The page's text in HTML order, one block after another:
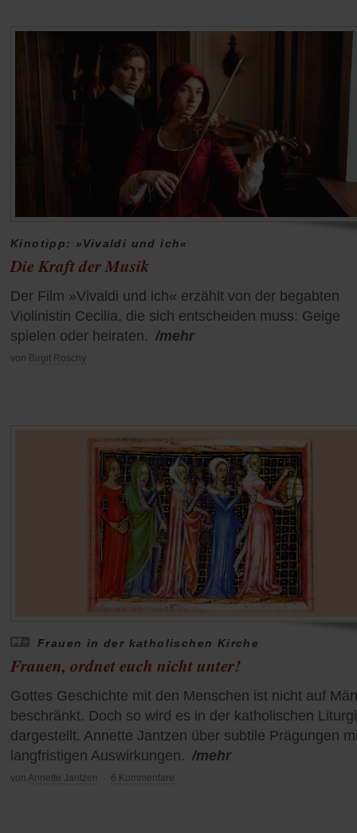
Kinotipp: »Vivaldi und ich«
Die Kraft der Musik
Der Film »Vivaldi und ich« erzählt von der begabten
Violinistin Cecilia, die sich entscheiden muss: Geige
spielen oder heiraten. /mehr
von Birgit Roschy
Frauen in der katholischen Kirche
Frauen, ordnet euch nicht unter!
Gottes Geschichte mit den Menschen ist nicht auf
beschränkt. Doch so wird es in der katholischen
dargestellt. Annette Jantzen über subtile Prägungen
langfristigen Auswirkungen. /mehr
von Annette Jantzen 6 Kommentare